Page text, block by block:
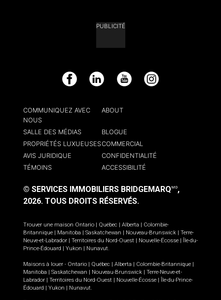
PUBLICITÉ
Facebook LinkedIn YouTube Instagram
COMMUNIQUEZ AVEC
NOUS
ABOUT
SALLE DES MÉDIAS
BLOGUE
PROPRIÉTÉS LUXUEUSESCOMMERCIAL
AVIS JURIDIQUE
CONFIDENTIALITÉ
TÉMOINS
ACCESSIBILITÉ
© SERVICES IMMOBILIERS BRIDGEMARQ MD,
2026. TOUS DROITS RÉSERVÉS.
Trouver une maison Ontario Québec Alberta
Colombie-
Britannique
Manitoba Saskatchewan Nouveau-Brunswick
Terre-
Neuve-et-Labrador
Territoires du Nord-Ouest Nouvelle-Écosse
Île-du-
Prince-Édouard
Yukon Nunavut.
Maisons à louer - Ontario Québec Alberta Colombie-Britannique
Manitoba
Saskatchewan Nouveau-Brunswick
Terre-Neuve-et-
Labrador
Territoires du Nord-Ouest Nouvelle-Écosse
Île-du-Prince-
Édouard
Yukon Nunavut.